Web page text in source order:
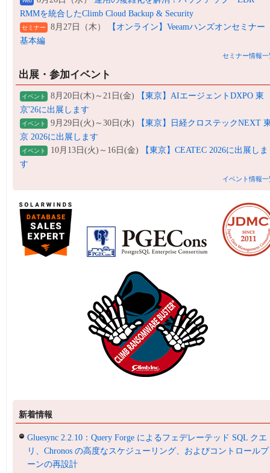
RMMを統合したClimb Cloud Backup & Security
セミナー 8月27日（木）
【オンライン】Veeamハンズオンセミナー
基本編
セミナー情報一
出展・参加イベント
イベント 8月20日(木)～21日(金)
【東京】AIエージェントDXPO 東
京'26に出展します
イベント 9月29日(火)～30日(水)
【東京】日経クロステックNEXT
京 2026に出展します
イベント 10月13日(火)～16日(金)
【東京】CEATEC 2026に出展しま
す
イベント情報一
新着情報
Gluesync 2.2.10：Query Forge によるフェデレーテッド SQL クエ
リ、Chronos の高度なスケジューリング、およびコントロール
ーンの再設計